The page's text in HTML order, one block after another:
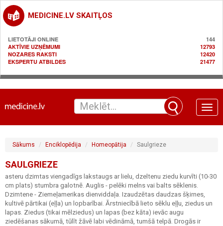
MEDICINE.LV SKAITĻOS
LIETOTĀJI ONLINE
144
AKTĪVIE UZŅĒMUMI
12793
NOZARES RAKSTI
12420
EKSPERTU ATBILDES
21477
Toggle
Sākums Enciklopēdija Homeopātija Saulgrieze
SAULGRIEZE
asteru dzimtas viengadīgs lakstaugs ar lielu, dzeltenu ziedu kurvīti (10-30
cm plats) stumbra galotnē. Auglis - pelēki melns vai balts sēklenis.
Dzimtene - Ziemeļamerikas dienviddaļa. Izaudzētas daudzas šķirnes,
kultivē pārtikai (eļļa) un lopbarībai. Ārstniecībā lieto sēklu eļļu, ziedus un
lapas. Ziedus (tikai mēlziedus) un lapas (bez kāta) ievāc augu
ziedēšanas sākumā, tūlīt žāvē labi vēdināmā, tumšā telpā. Drogās ir